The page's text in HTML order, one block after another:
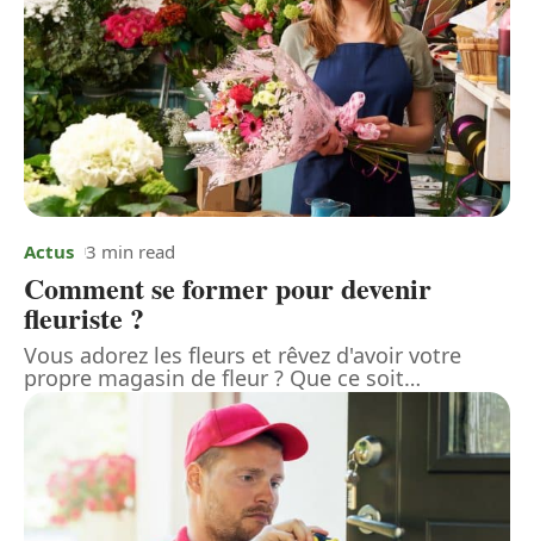
Actus 3 min read
Comment se former pour devenir
fleuriste ?
Vous adorez les fleurs et rêvez d'avoir votre
propre magasin de fleur ? Que ce soit…